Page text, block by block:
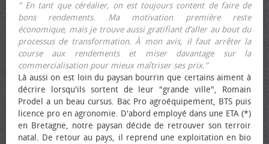
" En tant que céréalier, on est toujours content de faire de
bons rendements. Ma motivation première reste
économique, mais je trouve aussi gratifiant d’aller au bout du
processus de transformation. À mon avis, il faut arrêter la
course aux rendements et miser davantage sur la
commercialisation pour mieux maîtriser ses prix."
Là aussi on est loin du paysan bourrin que certains aiment à
décrire lorsqu'ils sortent de leur "grande ville", Romain
Prodel a un beau cursus. Bac Pro agroéquipement, BTS puis
licence pro en agronomie. D'abord employé dans une ETA (*)
en Bretagne, notre paysan décide de retrouver son terroir
natal. De retour au pays, il reprend une exploitation en bio